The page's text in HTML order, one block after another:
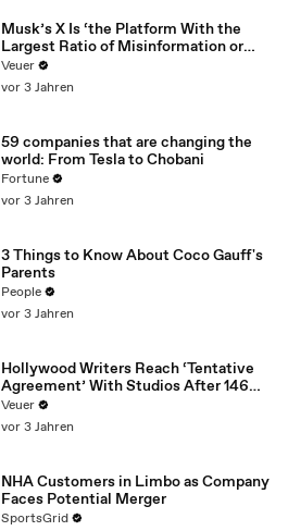
Musk’s X Is ‘the Platform With the
Largest Ratio of Misinformation or
Disinformation’ Amongst All Social
Media Platforms
Veuer
vor 3 Jahren
59 companies that are changing the
world: From Tesla to Chobani
Fortune
vor 3 Jahren
3 Things to Know About Coco Gauff's
Parents
People
vor 3 Jahren
Hollywood Writers Reach ‘Tentative
Agreement’ With Studios After 146
Day Strike
Veuer
vor 3 Jahren
NHA Customers in Limbo as Company
Faces Potential Merger
SportsGrid